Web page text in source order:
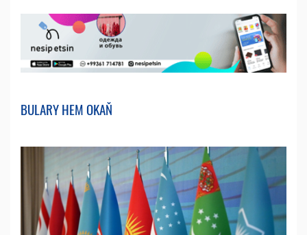
BULARY HEM OKAŇ